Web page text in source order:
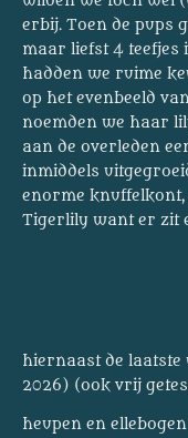
erbij. Toen de pups
maar liefst 4
hadden we ruime
op het evenbeeld
noemden we haar
aan de overleden
inmiddels
enorme
Tigerlily want er zit
hiernaast de laatste
2026) (ook vrij
heupen en